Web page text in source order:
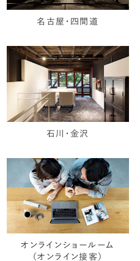
名古屋・四間道
石川・金沢
オンラインショールーム
（オンライン接客）